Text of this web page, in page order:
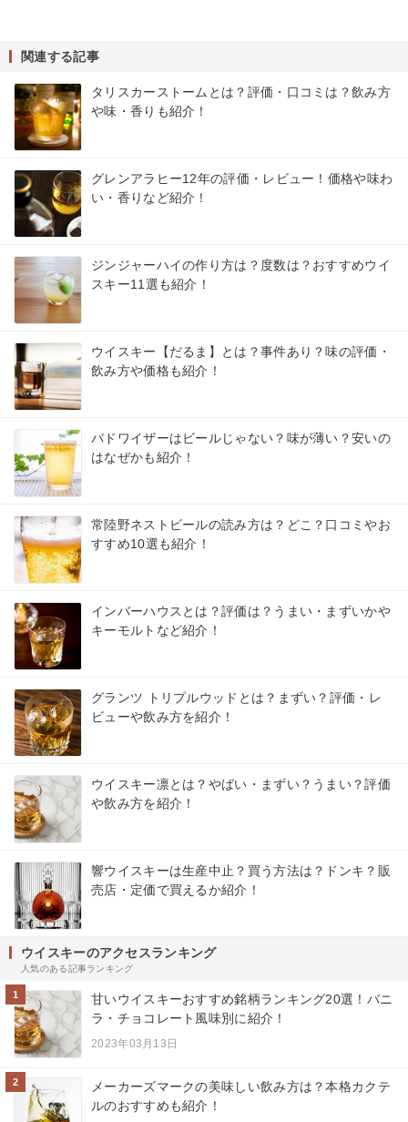
関連する記事
タリスカーストームとは？評価・口コミは？飲み方
や味・香りも紹介！
グレンアラヒー12年の評価・レビュー！価格や味わ
い・香りなど紹介！
ジンジャーハイの作り方は？度数は？おすすめウイ
スキー11選も紹介！
ウイスキー【だるま】とは？事件あり？味の評価・
飲み方や価格も紹介！
バドワイザーはビールじゃない？味が薄い？安いの
はなぜかも紹介！
常陸野ネストビールの読み方は？どこ？口コミやお
すすめ10選も紹介！
インバーハウスとは？評価は？うまい・まずいかや
キーモルトなど紹介！
グランツ トリプルウッドとは？まずい？評価・レ
ビューや飲み方を紹介！
ウイスキー凛とは？やばい・まずい？うまい？評価
や飲み方を紹介！
響ウイスキーは生産中止？買う方法は？ドンキ？販
売店・定価で買えるか紹介！
ウイスキーのアクセスランキング
人気のある記事ランキング
1
甘いウイスキーおすすめ銘柄ランキング20選！バニ
ラ・チョコレート風味別に紹介！
2023年03月13日
2
メーカーズマークの美味しい飲み方は？本格カクテ
ルのおすすめも紹介！